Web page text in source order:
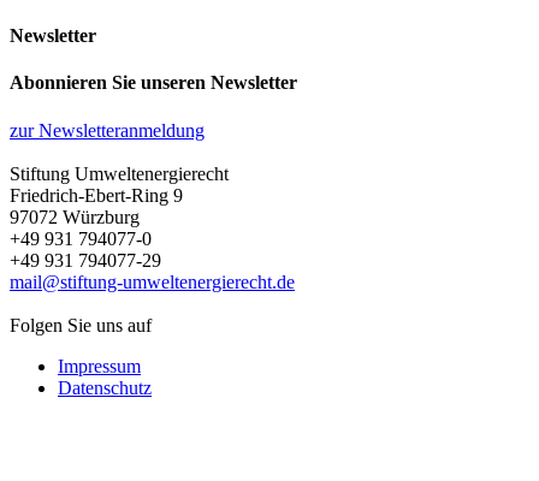
Newsletter
Abonnieren Sie unseren Newsletter
zur Newsletteranmeldung
Stiftung Umweltenergierecht
Friedrich-Ebert-Ring 9
97072 Würzburg
+49 931 794077-0
+49 931 794077-29
mail@stiftung-umweltenergierecht.de
Folgen Sie uns auf
Impressum
Datenschutz